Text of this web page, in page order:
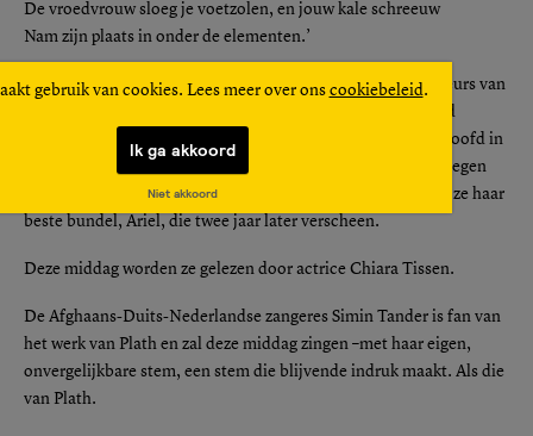
gebruik van cookies. Lees meer over ons cookiebeleid .
Ik ga akkoord
Niet akkoord
De vroedvrouw sloeg je voetzolen, en jouw kale schreeuw
Nam zijn plaats in onder de elementen.’
Het verhaal van Sylvia Plath is al zo vaak verteld dat je er beurs van
wordt’, schreef ooit een criticus, en de feiten zijn inderdaad
bekend: getalenteerde Amerikaanse dichteres steekt haar hoofd in
de oven, ongelukkig door de liefde en de ambities die zich tegen
haar zelf keerden. Kort voor haar zelfgekozen dood schreef ze haar
beste bundel, Ariel, die twee jaar later verscheen.
Deze middag worden ze gelezen door actrice Chiara Tissen.
De Afghaans-Duits-Nederlandse zangeres Simin Tander is fan van
het werk van Plath en zal deze middag zingen –met haar eigen,
onvergelijkbare stem, een stem die blijvende indruk maakt. Als die
van Plath.